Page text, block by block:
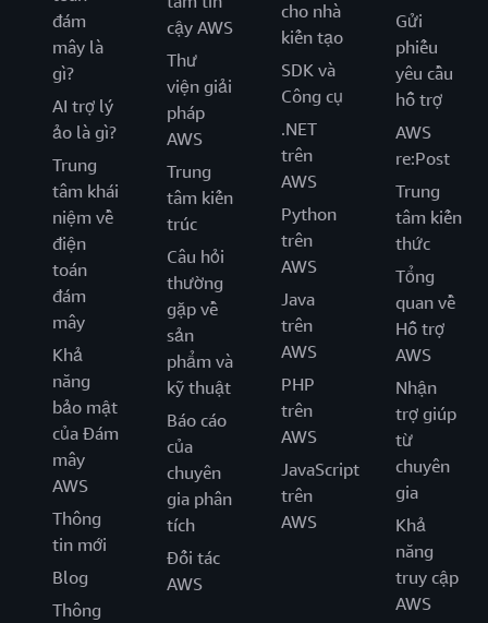
đám
mây là
gì?
AI trợ lý
ảo là gì?
Trung
tâm khái
niệm về
điện
toán
đám
mây
Khả
năng
bảo mật
của Đám
mây
AWS
Thông
tin mới
Blog
Thông
cậy AWS
Thư
viện giải
pháp
AWS
Trung
tâm kiến
trúc
Câu hỏi
thường
gặp về
sản
phẩm và
kỹ thuật
Báo cáo
của
chuyên
gia phân
tích
Đối tác
AWS
cho nhà
kiến tạo
SDK và
Công cụ
.NET
trên
AWS
Python
trên
AWS
Java
trên
AWS
PHP
trên
AWS
JavaScript
trên
AWS
Gửi
phiếu
yêu cầu
hỗ trợ
AWS
re:Post
Trung
tâm kiến
thức
Tổng
quan về
Hỗ trợ
AWS
Nhận
trợ giúp
từ
chuyên
gia
Khả
năng
truy cập
AWS